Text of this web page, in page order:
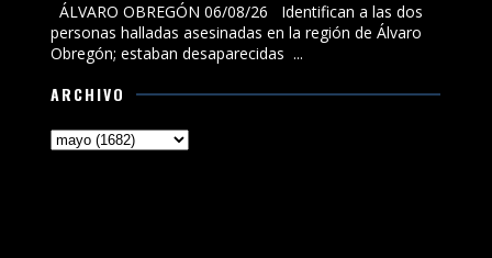
ÁLVARO OBREGÓN 06/08/26 Identifican a las dos
personas halladas asesinadas en la región de Álvaro
Obregón; estaban desaparecidas ...
ARCHIVO